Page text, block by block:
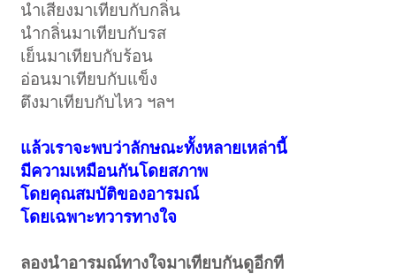
นำเสียงมาเทียบกับกลิ่น
นำกลิ่นมาเทียบกับรส
เย็นมาเทียบกับร้อน
อ่อนมาเทียบกับแข็ง
ตึงมาเทียบกับไหว ฯลฯ
แล้วเราจะพบว่าลักษณะทั้งหลายเหล่านี้
มีความเหมือนกันโดยสภาพ
โดยคุณสมบัติของอารมณ์
โดยเฉพาะทวารทางใจ
ลองนำอารมณ์ทางใจมาเทียบกันดูอีกที